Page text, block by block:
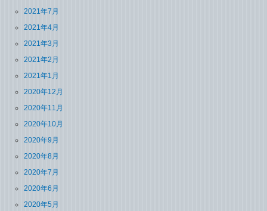
2021年7月
2021年4月
2021年3月
2021年2月
2021年1月
2020年12月
2020年11月
2020年10月
2020年9月
2020年8月
2020年7月
2020年6月
2020年5月